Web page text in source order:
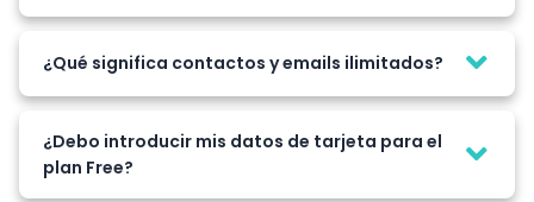
¿Qué significa contactos y emails ilimitados?
¿Debo introducir mis datos de tarjeta para el
plan Free?